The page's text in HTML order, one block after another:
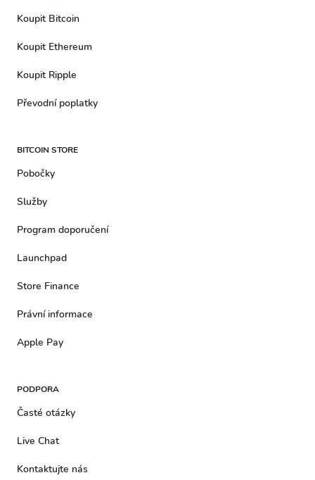
Koupit Bitcoin
Koupit Ethereum
Koupit Ripple
Převodní poplatky
BITCOIN STORE
Pobočky
Služby
Program doporučení
Launchpad
Store Finance
Právní informace
Apple Pay
PODPORA
Časté otázky
Live Chat
Kontaktujte nás